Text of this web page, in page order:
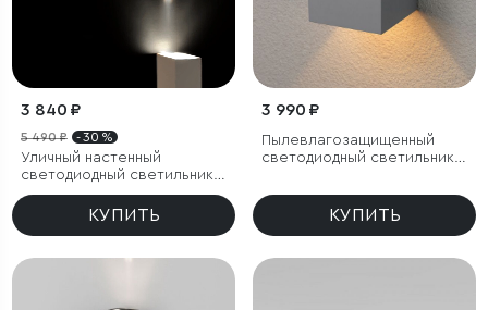
3 840 ₽
5 490 ₽ - 30 %
Уличный настенный
светодиодный светильник
Blaze LED IP65
КУПИТЬ
3 990 ₽
Пылевлагозащищенный
светодиодный светильник с
рассеивания Winner серый
КУПИТЬ